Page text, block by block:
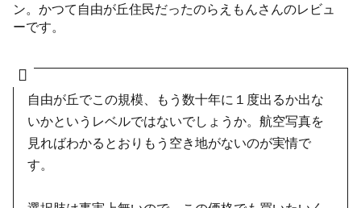
ン。かつて自由が丘住民だったのらえもんさんのレビュ
ーです。
自由が丘でこの規模、もう数十年に１度出るか出な
いかというレベルではないでしょうか。航空写真を
見ればわかるとおりもう空き地がないのが実情で
す。